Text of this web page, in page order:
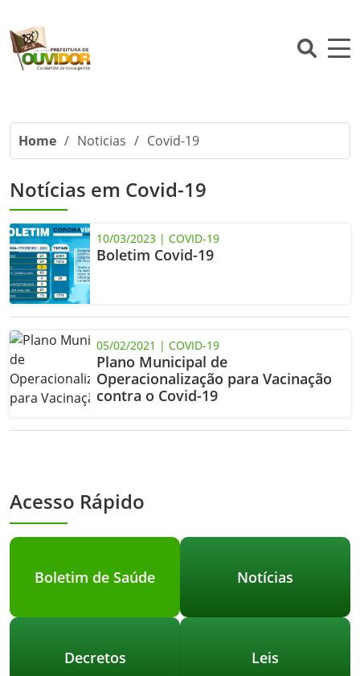
Home / Noticias / Covid-19
Notícias em Covid-19
10/03/2023 | COVID-19
Boletim Covid-19
05/02/2021 | COVID-19
Plano Municipal de
Operacionalização para Vacinação
contra o Covid-19
Acesso Rápido
Boletim de Saúde Notícias
Decretos Leis